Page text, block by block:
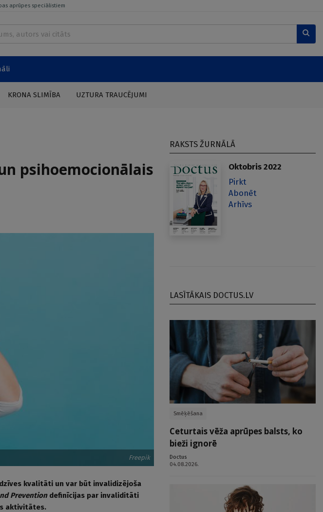
aprūpes speciālistiem
KRONA SLIMĪBA UZTURA TRAUCĒJUMI
psihoemocionālais
Freepik
kvalitāti un var būt invalidizējoša
Preventiondefinīcijas par invaliditāti
aktivitātes.
RAKSTS ŽURNĀLĀ
Oktobris 2022
Pirkt
Abonēt
Arhīvs
LASĪTĀKAIS DOCTUS.LV
Smēķēšana
Ceturtais vēža aprūpes balsts, ko
bieži ignorē
Doctus
04.08.2026.